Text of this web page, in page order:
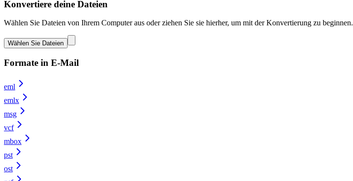
Konvertiere deine Dateien
Wählen Sie Dateien von Ihrem Computer aus oder ziehen Sie sie hierher, um mit der Konvertierung zu beginnen.
Wählen Sie Dateien
Formate in E-Mail
eml
emlx
msg
vcf
mbox
pst
ost